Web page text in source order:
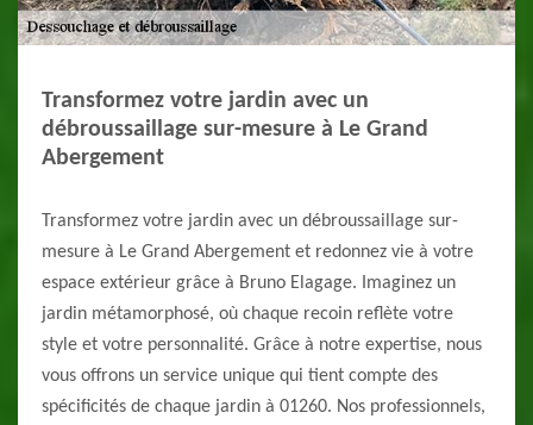
Transformez votre jardin avec un
débroussaillage sur-mesure à Le Grand
Abergement
Transformez votre jardin avec un débroussaillage sur-
mesure à Le Grand Abergement et redonnez vie à votre
espace extérieur grâce à Bruno Elagage. Imaginez un
jardin métamorphosé, où chaque recoin reflète votre
style et votre personnalité. Grâce à notre expertise, nous
vous offrons un service unique qui tient compte des
spécificités de chaque jardin à 01260. Nos professionnels,